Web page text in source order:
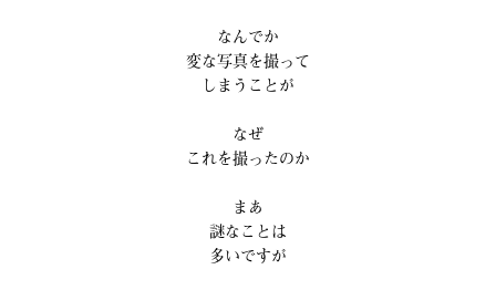
なんでか
変な写真を撮って
しまうことが
なぜ
これを撮ったのか
まあ
謎なことは
多いですが